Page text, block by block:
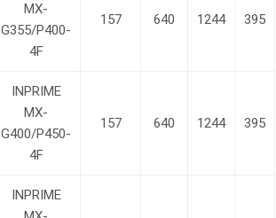
MX-
G355/P400-
4F
157 640 1244 395
INPRIME
MX-
G400/P450-
4F
157 640 1244 395
INPRIME